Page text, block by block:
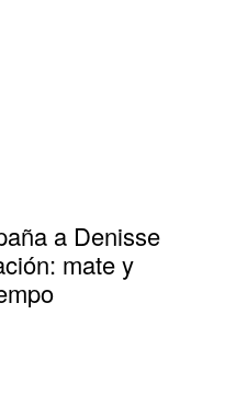
a Denisse
mate y